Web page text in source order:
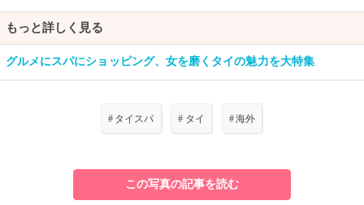
もっと詳しく見る
グルメにスパにショッピング、女を磨くタイの魅力を大特集
# タイスパ # タイ #海外
この写真の記事を読む